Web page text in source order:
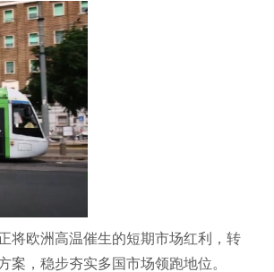
将欧洲高温催生的短期市场红利，转
，稳步夯实多国市场领跑地位。